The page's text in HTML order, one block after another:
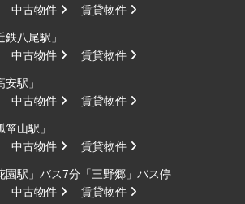
中古物件 賃貸物件
八尾駅」
中古物件 賃貸物件
駅」
中古物件 賃貸物件
山駅」
中古物件 賃貸物件
園駅」バス7分「三野郷」バス停
中古物件 賃貸物件